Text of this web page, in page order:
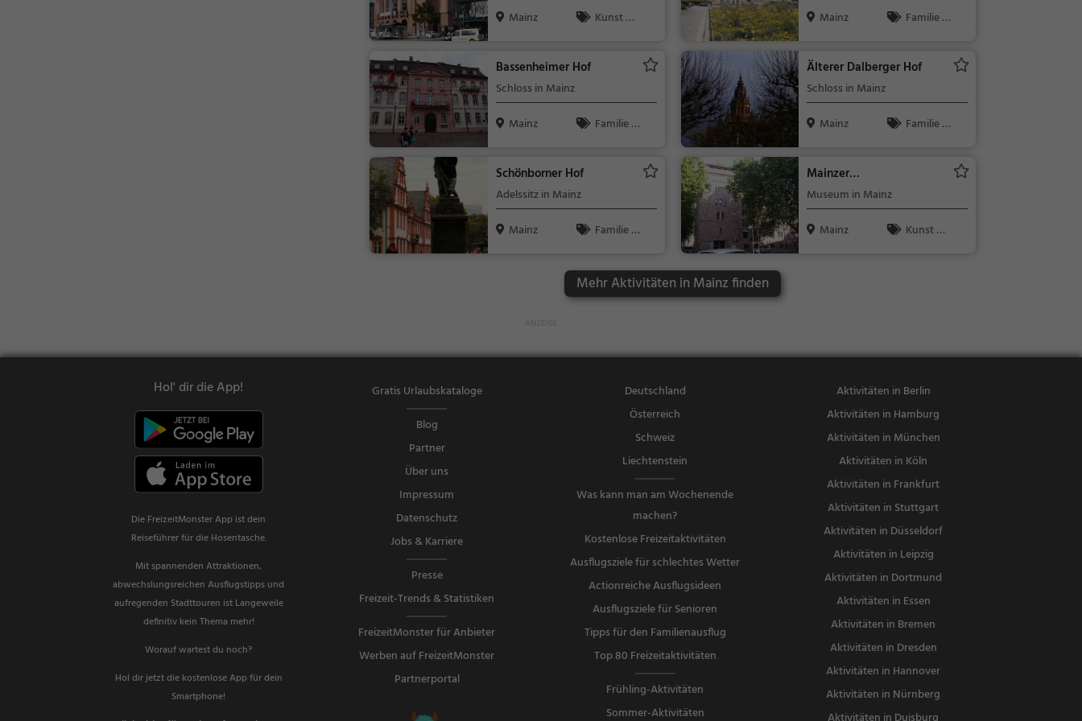
Mainz
Kunst &
it
Mainz
Familie &
Bassenheimer Hof
Schloss in Mainz
Mainz
Familie &
Älterer Dalberger Hof
Schloss in Mainz
Mainz
Familie &
Schönborner Hof
Adelssitz in Mainz
Mainz
Familie &
nswürdigkeit
Mainzer
Fastnachtsmuseum
Museum in Mainz
Mainz
Kunst &
Mehr Aktivitäten in Mainz finden
Hol' dir die App!
Die FreizeitMonster App ist dein
Reiseführer für die Hosentasche.
Mit spannenden Attraktionen,
abwechslungsreichen Ausflugstipps und
aufregenden Stadttouren ist Langeweile
definitiv kein Thema mehr!
Worauf wartest du noch?
Hol dir jetzt die kostenlose App für dein
Smartphone!
Gratis Urlaubskataloge
Blog
Partner
Über uns
Impressum
Datenschutz
Jobs & Karriere
Presse
Freizeit-Trends & Statistiken
FreizeitMonster für Anbieter
Werben auf FreizeitMonster
Partnerportal
Deutschland
Österreich
Schweiz
Liechtenstein
Was kann man am Wochenende
machen?
Kostenlose Freizeitaktivitäten
Ausflugsziele für schlechtes Wetter
Actionreiche Ausflugsideen
Ausflugsziele für Senioren
Tipps für den Familienausflug
Top 80 Freizeitaktivitäten
Frühling-Aktivitäten
Sommer-Aktivitäten
Aktivitäten in Berlin
Aktivitäten in Hamburg
Aktivitäten in München
Aktivitäten in Köln
Aktivitäten in Frankfurt
Aktivitäten in Stuttgart
Aktivitäten in Düsseldorf
Aktivitäten in Leipzig
Aktivitäten in Dortmund
Aktivitäten in Essen
Aktivitäten in Bremen
Aktivitäten in Dresden
Aktivitäten in Hannover
Aktivitäten in Nürnberg